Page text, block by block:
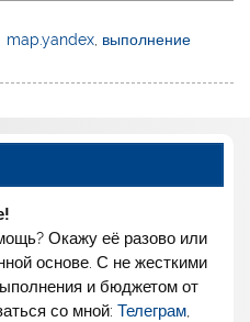
map.yandex, выполнение
Окажу её разово или
основе. С не жесткими
и бюджетом от
со мной:Телеграм